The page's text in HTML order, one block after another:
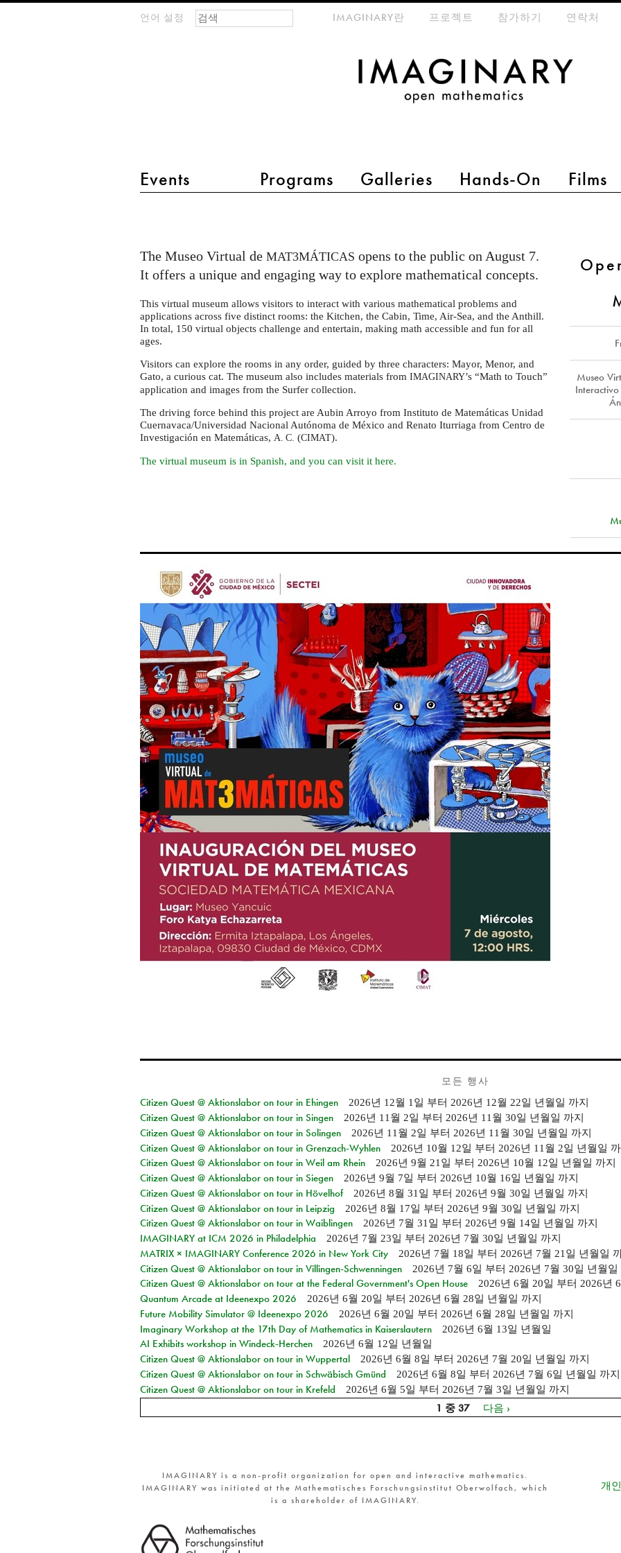
언어 설정
main menu 2
Events Programs Galleries Hands-On Films
meta-menuIMAGINARY란 프로젝트 참가하기 연락처
검색 폼
찾기
the
"Museo
de
MAT3MÁTICAS"
Museo
The Museo Virtual deMAT3MÁTICAS opens to the public on August 7.
It offers a unique and engaging way to explore mathematical concepts.
This virtual museum allows visitors to interact with various mathematical problems and
applications across five distinct rooms: the Kitchen, the Cabin, Time, Air-Sea, and the Anthill.
In total, 150 virtual objects challenge and entertain, making math accessible and fun for all
ages.
Visitors can explore the rooms in any order, guided by three characters: Mayor, Menor, and
Gato, a curious cat. The museum also includes materials fromIMAGINARY’s “Math to Touch”
application and images from the Surfer collection.
The driving force behind this project are Aubin Arroyo from Instituto de Matemáticas Unidad
Cuernavaca/Universidad Nacional Autónoma de México and Renato Iturriaga from Centro de
Investigación en Matemáticas,A. C. (CIMAT).
The virtual museum is in Spanish, and you can visit it here.
모든 행사
Citizen Quest @ Aktionslabor on tour in Ehingen
2026년 12월 1일 부터 2026년 12월 22일 년월일 까지
Citizen Quest @ Aktionslabor on tour in Singen 2026년 11월 2일 부터 2026년 11월 30일 년월일 까지
Citizen Quest @ Aktionslabor on tour in Solingen 2026년 11월 2일 부터 2026년 11월 30일 년월일 까지
Citizen Quest @ Aktionslabor on tour in Grenzach-Wyhlen 2026년 10월 12일 부터 2026년 11월 2일 년월일
Citizen Quest @ Aktionslabor on tour in Weil am Rhein 2026년 9월 21일 부터 2026년 10월 12일 년월일 까지
Citizen Quest @ Aktionslabor on tour in Siegen 2026년 9월 7일 부터 2026년 10월 16일 년월일 까지
Citizen Quest @ Aktionslabor on tour in Hövelhof 2026년 8월 31일 부터 2026년 9월 30일 년월일 까지
Citizen Quest @ Aktionslabor on tour in Leipzig 2026년 8월 17일 부터 2026년 9월 30일 년월일 까지
Citizen Quest @ Aktionslabor on tour in Waiblingen 2026년 7월 31일 부터 2026년 9월 14일 년월일 까지
IMAGINARY at ICM 2026 in Philadelphia 2026년 7월 23일 부터 2026년 7월 30일 년월일 까지
MATRIX × IMAGINARY Conference 2026 in New York City 2026년 7월 18일 부터 2026년 7월 21일 년월일
Citizen Quest @ Aktionslabor on tour in Villingen-Schwenningen 2026년 7월 6일 부터 2026년 7월 30일 년월일
Citizen Quest @ Aktionslabor on tour at the Federal Government's Open House 2026년 6월 20일 부터 2026년
Quantum Arcade at Ideenexpo 2026 2026년 6월 20일 부터 2026년 6월 28일 년월일 까지
Future Mobility Simulator @ Ideenexpo 2026 2026년 6월 20일 부터 2026년 6월 28일 년월일 까지
Imaginary Workshop at the 17th Day of Mathematics in Kaiserslautern 2026년 6월 13일 년월일
AI Exhibits workshop in Windeck-Herchen 2026년 6월 12일 년월일
Citizen Quest @ Aktionslabor on tour in Wuppertal 2026년 6월 8일 부터 2026년 7월 20일 년월일 까지
Citizen Quest @ Aktionslabor on tour in Schwäbisch Gmünd 2026년 6월 8일 부터 2026년 7월 6일 년월일 까지
Citizen Quest @ Aktionslabor on tour in Krefeld 2026년 6월 5일 부터 2026년 7월 3일 년월일 까지
1 중 37 다음 ›
IMAGINARY is a non-profit organization for open and interactive mathematics.
IMAGINARY was initiated at the Mathematisches Forschungsinstitut Oberwolfach, which
is a shareholder of IMAGINARY.
개